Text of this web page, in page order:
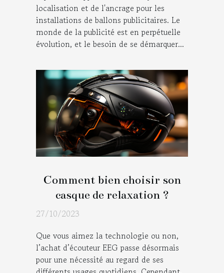
localisation et de l'ancrage pour les
installations de ballons publicitaires. Le
monde de la publicité est en perpétuelle
évolution, et le besoin de se démarquer...
Comment bien choisir son
casque de relaxation ?
27/10/2023
Que vous aimez la technologie ou non,
l’achat d’écouteur EEG passe désormais
pour une nécessité au regard de ses